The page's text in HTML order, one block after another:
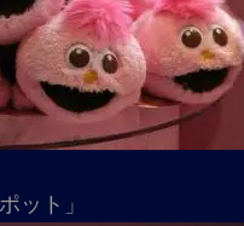
ット」